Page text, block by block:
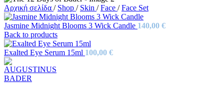
Αρχική σελίδα / Shop / Skin / Face / Face Set
Jasmine Midnight Blooms 3 Wick Candle 140,00 €
Back to products
Exalted Eye Serum 15ml 100,00 €